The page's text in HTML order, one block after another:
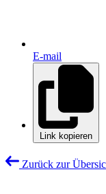
E-mail
Link kopieren
Zurück zur